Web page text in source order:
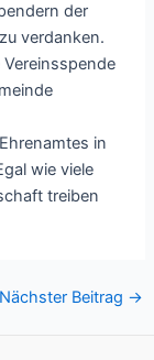
der
verdanken.
in
wie viele
treiben
Nächster Beitrag →